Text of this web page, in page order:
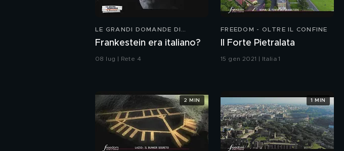
LE GRANDI DOMANDE DI
Frankestein era italiano?
08 lug | Rete 4
FREEDOM - OLTRE IL CONFINE
Il Forte Pietralata
15 gen 2021 | Italia 1
2 MIN 1 MIN